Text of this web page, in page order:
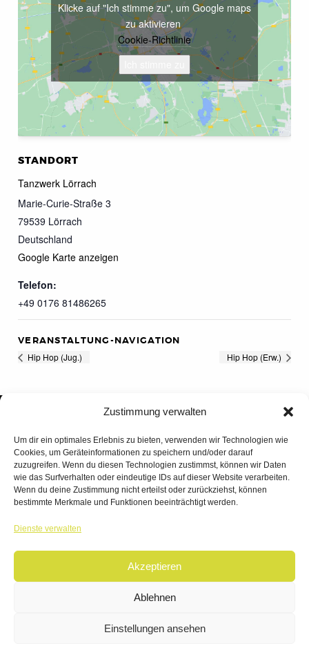
Zustimmung verwalten
Um dir ein optimales Erlebnis zu bieten, verwenden wir Technologien wie
Cookies, um Geräteinformationen zu speichern und/oder darauf
zuzugreifen. Wenn du diesen Technologien zustimmst, können wir Daten
wie das Surfverhalten oder eindeutige IDs auf dieser Website verarbeiten.
Wenn du deine Zustimmung nicht erteilst oder zurückziehst, können
bestimmte Merkmale und Funktionen beeinträchtigt werden.
Dienste verwalten
Akzeptieren
Ablehnen
Einstellungen ansehen
STANDORT
Tanzwerk Lörrach
Marie-Curie-Straße 3
79539 Lörrach
Deutschland
Google Karte anzeigen
Telefon:
+49 0176 81486265
Klicke auf "Ich stimme zu", um Google maps
zu aktivieren
Cookie-Richtlinie
VERANSTALTUNG-NAVIGATION
Hip Hop (Jug.) Hip Hop (Erw.)
© 2026 | TANZWERK
DATENSCHUTZ